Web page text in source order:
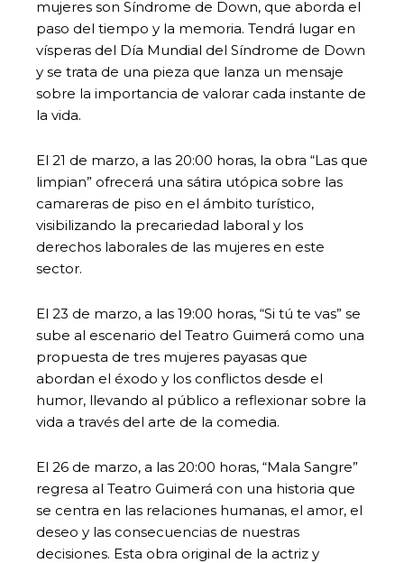
mujeres son Síndrome de Down, que aborda el
paso del tiempo y la memoria. Tendrá lugar en
vísperas del Día Mundial del Síndrome de Down
y se trata de una pieza que lanza un mensaje
sobre la importancia de valorar cada instante de
la vida.
El 21 de marzo, a las 20:00 horas, la obra “Las que
limpian” ofrecerá una sátira utópica sobre las
camareras de piso en el ámbito turístico,
visibilizando la precariedad laboral y los
derechos laborales de las mujeres en este
sector.
El 23 de marzo, a las 19:00 horas, “Si tú te vas” se
sube al escenario del Teatro Guimerá como una
propuesta de tres mujeres payasas que
abordan el éxodo y los conflictos desde el
humor, llevando al público a reflexionar sobre la
vida a través del arte de la comedia.
El 26 de marzo, a las 20:00 horas, “Mala Sangre”
regresa al Teatro Guimerá con una historia que
se centra en las relaciones humanas, el amor, el
deseo y las consecuencias de nuestras
decisiones. Esta obra original de la actriz y